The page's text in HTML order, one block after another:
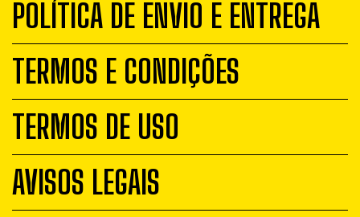
POLÍTICA DE ENVIO E ENTREGA
TERMOS E CONDIÇÕES
TERMOS DE USO
AVISOS LEGAIS